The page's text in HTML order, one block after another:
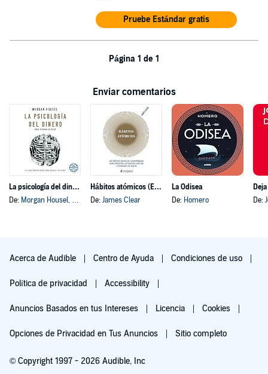
Pruebe Estándar gratis
Página 1 de 1
Enviar comentarios
La psicología del dinero
De: Morgan Housel, y otros
Hábitos atómicos (Español neutro)
De: James Clear
La Odisea
De: Homero
De:
Acerca de Audible Centro de Ayuda Condiciones de uso
Política de privacidad Accessibility
Anuncios Basados en tus Intereses Licencia Cookies
Opciones de Privacidad en Tus Anuncios Sitio completo
© Copyright 1997 - 2026 Audible, Inc